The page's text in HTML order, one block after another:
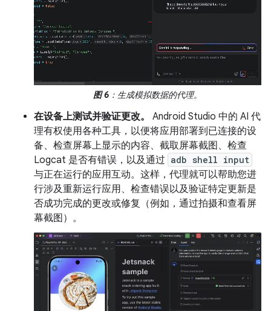
图 6 ：生成模拟数据的代理。
在设备上测试并验证更改。
Android Studio 中的 AI 代
理有权使用各种工具，以便将应用部署到已连接的设
备、检查屏幕上显示的内容、截取屏幕截图、检查
Logcat 是否有错误，以及通过 adb shell input
与正在运行的应用互动。这样，代理就可以帮助您进
行涉及重新运行应用、检查错误以及验证特定更新是
否成功完成的更改或修复（例如，通过拍摄和查看屏
幕截图）。